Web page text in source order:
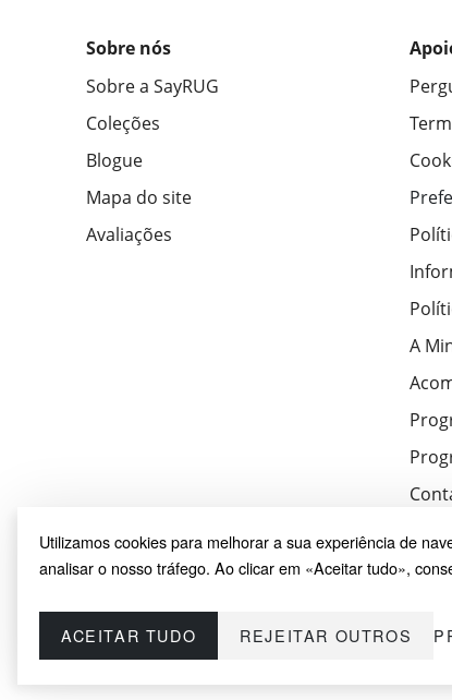
Utilizamos cookies para melhorar a sua experiência de
analisar o nosso tráfego. Ao clicar em «Aceitar tudo»,
ACEITAR TUDO REJEITAR OUTROS
Sobre nós
Sobre a SayRUG
Coleções
Blogue
Mapa do site
Avaliações
A